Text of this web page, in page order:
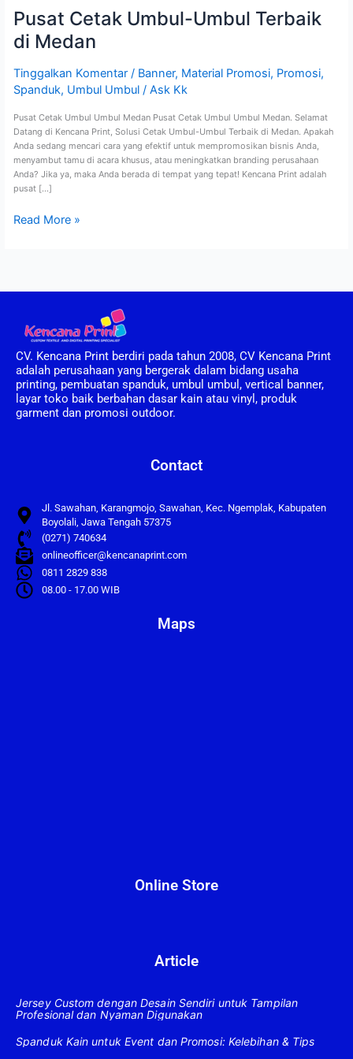
Pusat Cetak Umbul-Umbul Terbaik
di Medan
Tinggalkan Komentar / Banner, Material Promosi, Promosi,
Spanduk, Umbul Umbul/ Ask Kk
Pusat Cetak Umbul Umbul Medan Pusat Cetak Umbul Umbul Medan. Selamat
Datang di Kencana Print, Solusi Cetak Umbul-Umbul Terbaik di Medan. Apakah
Anda sedang mencari cara yang efektif untuk mempromosikan bisnis Anda,
menyambut tamu di acara khusus, atau meningkatkan branding perusahaan
Anda? Jika ya, maka Anda berada di tempat yang tepat! Kencana Print adalah
pusat […]
Read More »
CV. Kencana Print berdiri pada tahun 2008, CV Kencana Print
adalah perusahaan yang bergerak dalam bidang usaha
printing, pembuatan spanduk, umbul umbul, vertical banner,
layar toko baik berbahan dasar kain atau vinyl, produk
garment dan promosi outdoor.
Contact
Jl. Sawahan, Karangmojo, Sawahan, Kec. Ngemplak, Kabupaten
Boyolali, Jawa Tengah 57375
(0271) 740634
onlineofficer@kencanaprint.com
0811 2829 838
08.00 - 17.00 WIB
Maps
Online Store
Article
Jersey Custom dengan Desain Sendiri untuk Tampilan
Profesional dan Nyaman Digunakan
Spanduk Kain untuk Event dan Promosi: Kelebihan & Tips